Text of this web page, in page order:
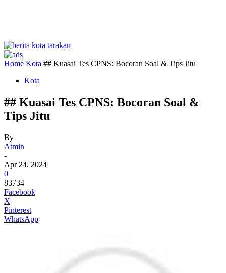
Home Kota ## Kuasai Tes CPNS: Bocoran Soal & Tips Jitu
Kota
## Kuasai Tes CPNS: Bocoran Soal &
Tips Jitu
By
Atmin
-
Apr 24, 2024
0
83734
Facebook
X
Pinterest
WhatsApp